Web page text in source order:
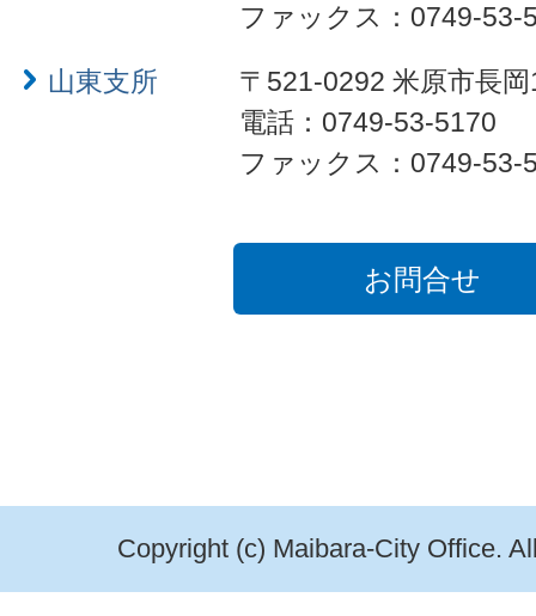
ファックス：0749-53-
山東支所
〒521-0292 米原市長
電話：0749-53-5170
ファックス：0749-53-
お問合せ
Copyright (c) Maibara-City Office.